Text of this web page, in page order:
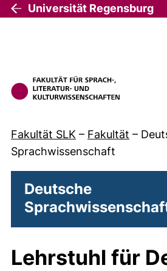
Direkt
Universität Regensburg
Fakultät SLK – Fakultät –
Sprachwissenschaft
Deutsche
Lehrstuhl für